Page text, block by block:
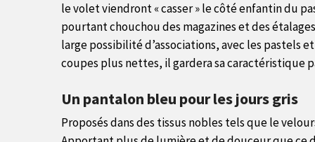
le volet viendront « casser » le côté enfantin du
pourtant chouchou des magazines et des
large possibilité d’associations, avec les pastels
coupes plus nettes, il gardera sa caractéristique
Un pantalon bleu pour les jours gris
Proposés dans des tissus nobles tels que le